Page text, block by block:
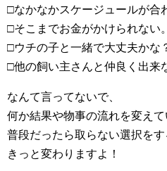
□なかなかスケージュールが合
□そこまでお金がかけられない。
□ウチの子と一緒で大丈夫かな
□他の飼い主さんと仲良く出来
なんて言ってないで、
何か結果や物事の流れを変え
普段だったら取らない選択をす
きっと変わりますよ！